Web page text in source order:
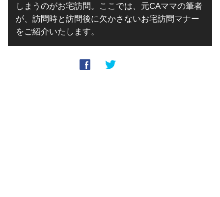
しまうのがお宅訪問。ここでは、元CAママの筆者
が、訪問時と訪問後に欠かさないお宅訪問マナー
をご紹介いたします。